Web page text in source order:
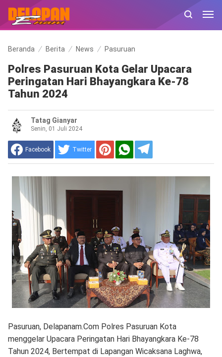
Beranda Berita News Pasuruan
Polres Pasuruan Kota Gelar Upacara
Peringatan Hari Bhayangkara Ke-78
Tahun 2024
Tatag Gianyar
Senin, 01 Juli 2024
Facebook Twitter
Pasuruan, Delapanam.Com Polres Pasuruan Kota
menggelar Upacara Peringatan Hari Bhayangkara Ke-78
Tahun 2024, Bertempat di Lapangan Wicaksana Laghwa,